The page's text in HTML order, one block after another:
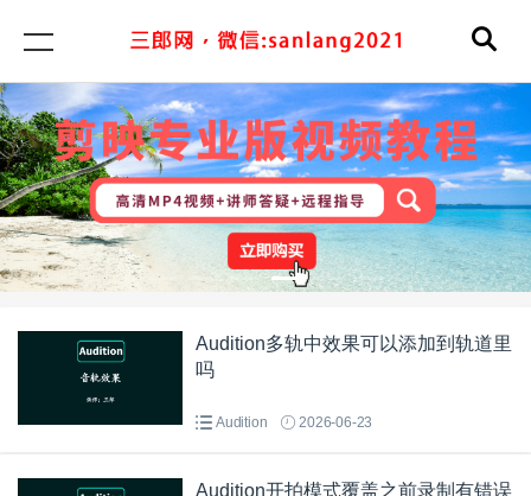
Audition多轨中效果可以添加到轨道里
吗
Audition 2026-06-23
Audition开拍模式覆盖之前录制有错误